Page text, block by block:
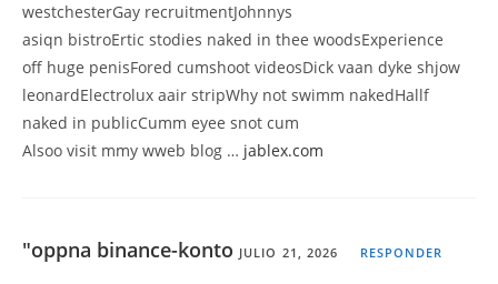
westchesterGay recruitmentJohnnys
asiqn bistroErtic stodies naked in thee woodsExperience
off huge penisFored cumshoot videosDick vaan dyke shjow
leonardElectrolux aair stripWhy not swimm nakedHallf
naked in publicCumm eyee snot cum
Alsoo visit mmy wweb blog … jablex.com
"oppna binance-konto JULIO 21, 2026 RESPONDER